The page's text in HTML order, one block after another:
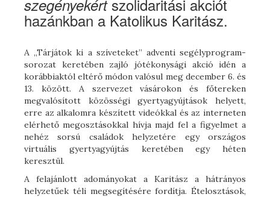
szegényekértszolidaritási akciót
hazánkban a Katolikus Karitász.
A „Tárjátok ki a szíveteket” adventi segélyprogram-
sorozat keretében zajló jótékonysági akció idén a
korábbiaktól eltérő módon valósul meg december 6. és
13. között. A szervezet vásárokon és főtereken
megvalósított közösségi gyertyagyújtások helyett,
erre az alkalomra készített videókkal és az interneten
elérhető megosztásokkal hívja majd fel a figyelmet a
nehéz sorsú családok helyzetére egy országos
virtuális gyertyagyújtás keretében egy héten
keresztül.
A felajánlott adományokat a Karitász a hátrányos
helyzetűek téli megsegítésére fordítja. Ételosztások,